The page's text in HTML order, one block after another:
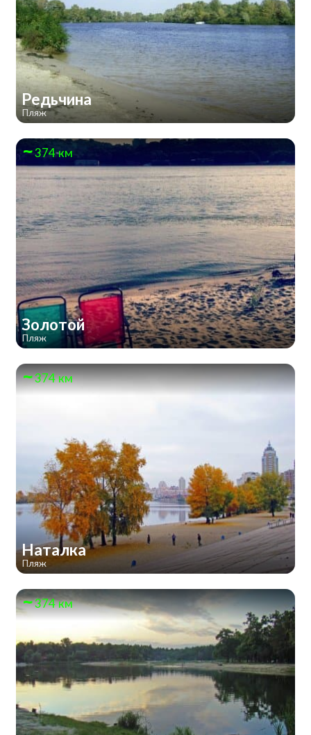
Редьчина
Пляж
374 км
Золотой
Пляж
374 км
Наталка
Пляж
374 км